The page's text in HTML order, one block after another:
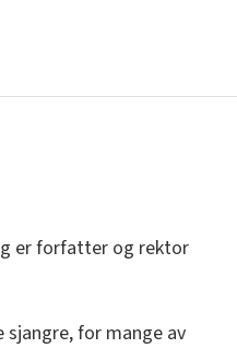
er forfatter og rektor
sjangre, for mange av